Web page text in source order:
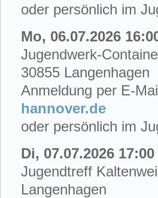
oder persönlich im
Mo, 06.07.2026
Jugendwerk-
30855 Langenhagen
Anmeldung per E-
hannover.de
oder persönlich im
Di, 07.07.2026
Jugendtreff
Langenhagen